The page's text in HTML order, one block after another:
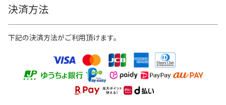
決済方法
下記の決済方法がご利用頂けます。